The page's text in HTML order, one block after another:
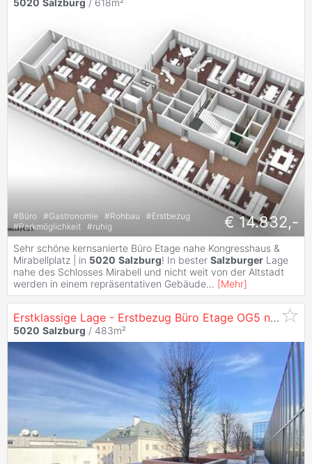
#Büro #Gastronomie #Rohbau #Erstbezug
#Parkmöglichkeit #ruhig € 14.832,-
Sehr schöne kernsanierte Büro Etage nahe Kongresshaus &
Mirabellplatz | in 5020 Salzburg! In bester Salzburger Lage
nahe des Schlosses Mirabell und nicht weit von der Altstadt
werden in einem repräsentativen Gebäude... [Mehr]
Erstklassige Lage - Erstbezug Büro Etage OG5 nach Sanierung in
5020 Salzburg / 483m²